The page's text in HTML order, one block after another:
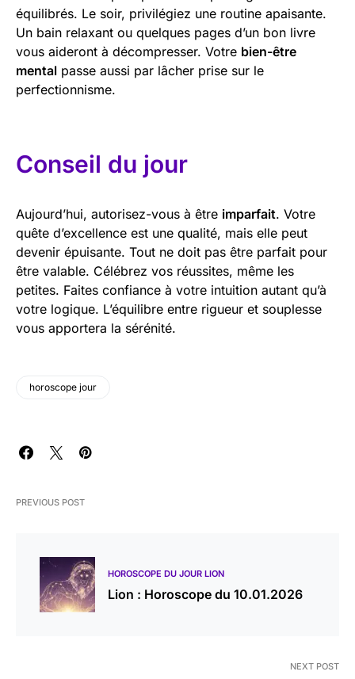
équilibrés. Le soir, privilégiez une routine apaisante.
Un bain relaxant ou quelques pages d’un bon livre
vous aideront à décompresser. Votre bien-être
mental passe aussi par lâcher prise sur le
perfectionnisme.
Conseil du jour
Aujourd’hui, autorisez-vous à être imparfait. Votre
quête d’excellence est une qualité, mais elle peut
devenir épuisante. Tout ne doit pas être parfait pour
être valable. Célébrez vos réussites, même les
petites. Faites confiance à votre intuition autant qu’à
votre logique. L’équilibre entre rigueur et souplesse
vous apportera la sérénité.
horoscope jour
PREVIOUS POST
HOROSCOPE DU JOUR LION
Lion : Horoscope du 10.01.2026
NEXT POST